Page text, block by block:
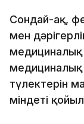
Сондай-ақ,
мен
медициналық
түлектерін
міндеті